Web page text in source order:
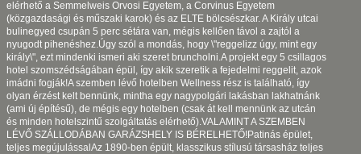
elérhető a Semmelweis Orvosi Egyetem, a Corvinus Egyetem
(közgazdasági és műszaki karok) és az ELTE bölcsészkar. A Király utcai
bulinegyed csupán 5 perc sétára van, mégis kellően távol a zajtól a
nyugodt pihenéshez.Úgy szól a mondás, hogy \"reggelizz úgy, mint egy
király\", ezt mindenki ismeri aki szeret bruncholni.A projekt egy 5 csillagos
hotel szomszédságában épül, így akik szeretik a fejedelmi reggelit, azok
imádni fogják!A szemben lévő hotelben Wellness rész is található, így
olyan érzést kelt bennünk, mintha egy nagypolgári lakásban lakhatnánk
(ami új építésű), de mégis egy hotelben (csak át kell mennünk az utcán
és minden hotelszintű szolgáltatás elérhető).VALAMINT A SZEMBEN
LÉVŐ SZÁLLODÁBAN GARÁZSHELY IS BÉRELHETŐ!Patinás épület,
teljes megújulássalAz 1890-ben épült, klasszikus stílusú társasház teljes